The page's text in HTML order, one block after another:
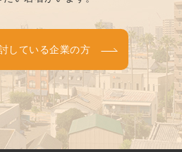
している企業の方